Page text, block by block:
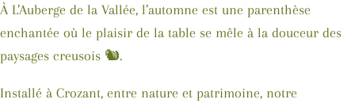
À L’Auberge de la Vallée, l’automne est une parenthèse
enchantée où le plaisir de la table se mêle à la douceur des
paysages creusois 🐿️.
Installé à Crozant, entre nature et patrimoine, notre